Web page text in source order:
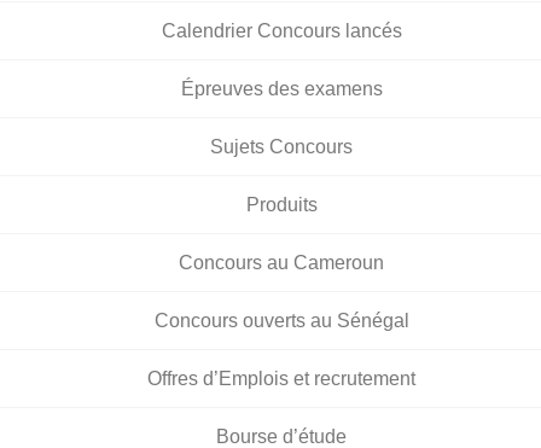
Calendrier Concours lancés
Épreuves des examens
Sujets Concours
Produits
Concours au Cameroun
Concours ouverts au Sénégal
Offres d’Emplois et recrutement
Bourse d’étude